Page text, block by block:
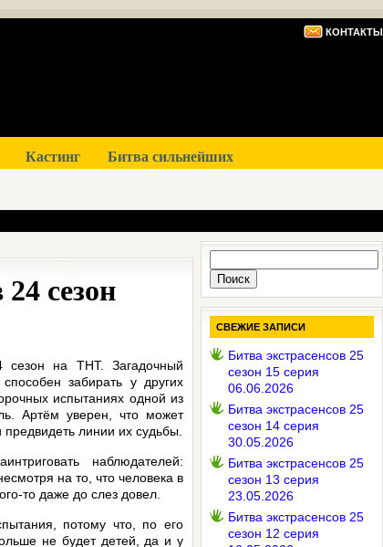
КОНТАКТЫ
Кастинг
Битва сильнейших
сезон
сезон на ТНТ. Загадочный
забирать у других
испытаниях одной из
Артём уверен, что может
линии их судьбы.
наблюдателей:
на то, что человека в
то даже до слез довел.
потому что, по его
не будет детей, да и у
СВЕЖИЕ ЗАПИСИ
Битва экстрасенсов 25
сезон 15 серия
06.06.2026
Битва экстрасенсов 25
сезон 14 серия
30.05.2026
Битва экстрасенсов 25
сезон 13 серия
23.05.2026
Битва экстрасенсов 25
сезон 12 серия